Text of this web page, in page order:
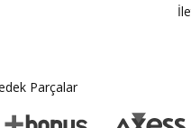
Parçalar